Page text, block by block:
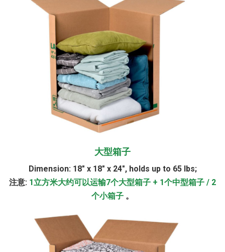
大型箱子
Dimension:18" x 18" x 24", holds up to 65 lbs;
注意: 1立方米大约可以运输7个大型箱子 + 1个中型箱子 / 2
个小箱子 。